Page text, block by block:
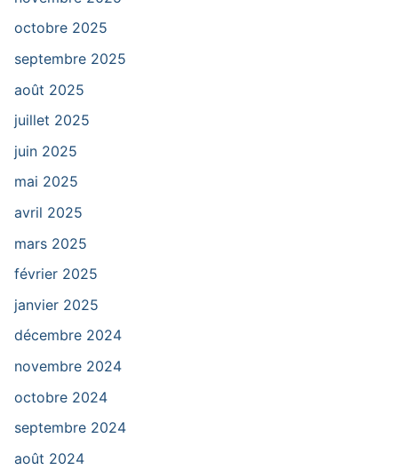
octobre 2025
septembre 2025
août 2025
juillet 2025
juin 2025
mai 2025
avril 2025
mars 2025
février 2025
janvier 2025
décembre 2024
novembre 2024
octobre 2024
septembre 2024
août 2024